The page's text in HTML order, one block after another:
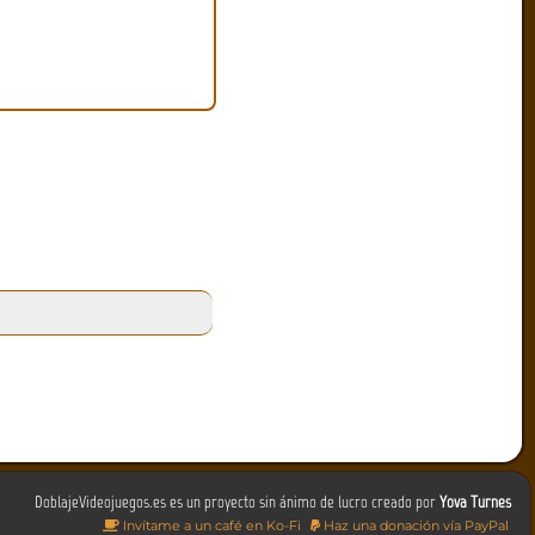
DoblajeVideojuegos.es es un proyecto sin ánimo de lucro creado porYova Turnes
Invítame a un café en Ko-Fi Haz una donación vía PayPal